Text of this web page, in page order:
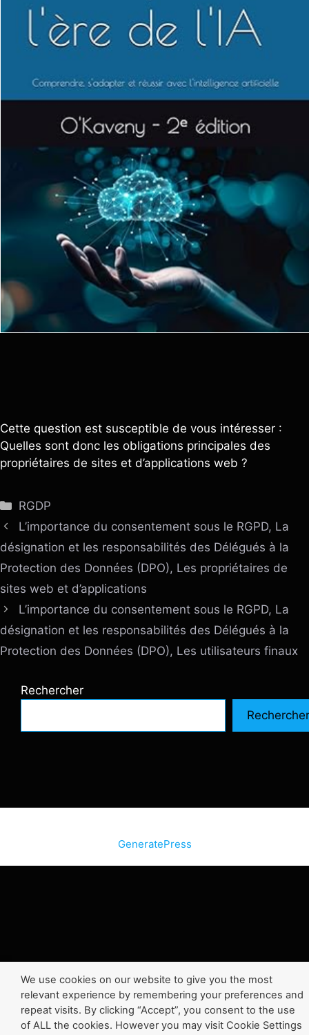
Cette question est susceptible de vous intéresser :
Quelles sont donc les obligations principales des
propriétaires de sites et d’applications web ?
Catégories
RGDP
L’importance du consentement sous le RGPD, La
désignation et les responsabilités des Délégués à la
Protection des Données (DPO), Les propriétaires de
sites web et d’applications
L’importance du consentement sous le RGPD, La
désignation et les responsabilités des Délégués à la
Protection des Données (DPO), Les utilisateurs finaux
Rechercher
Rechercher
GeneratePress
We use cookies on our website to give you the most
relevant experience by remembering your preferences and
repeat visits. By clicking “Accept”, you consent to the use
of ALL the cookies. However you may visit Cookie Settings